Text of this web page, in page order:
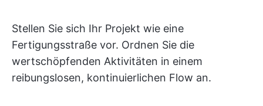
Stellen Sie sich Ihr Projekt wie eine
Fertigungsstraße vor. Ordnen Sie die
wertschöpfenden Aktivitäten in einem
reibungslosen, kontinuierlichen Flow an.